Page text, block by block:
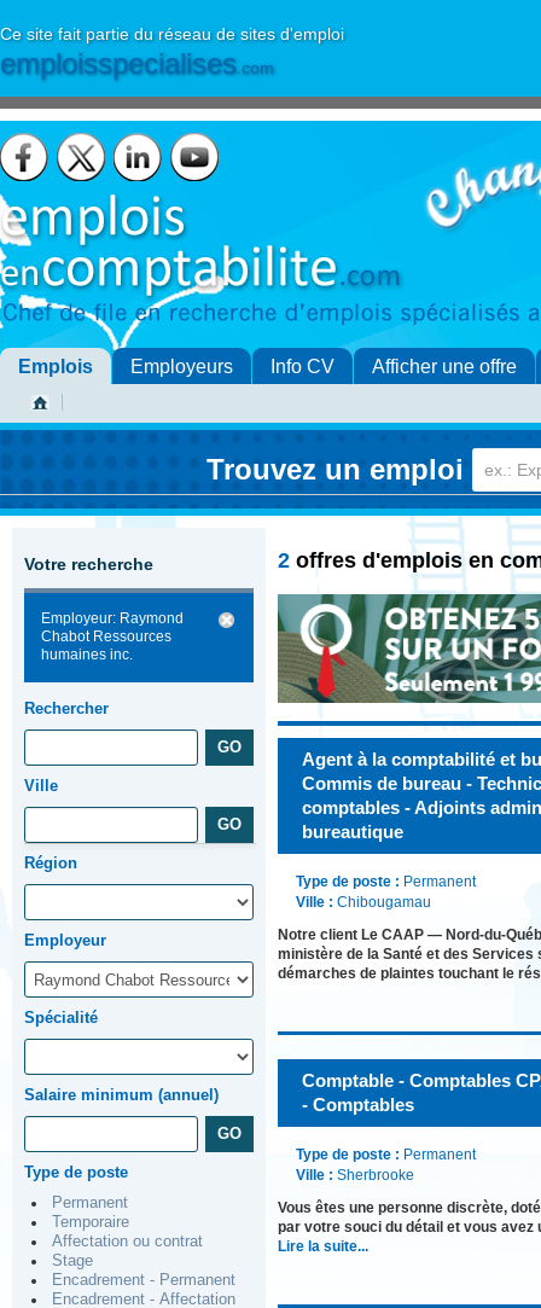
Ce site fait partie du réseau de sites d'emploi
emploisspecialises.com
Emplois Employeurs Info CV Afficher une offre
Trouvez un emploi
Votre recherche
Employeur: Raymond
Chabot Ressources
humaines inc.
Rechercher
Ville
Région
Employeur
Spécialité
Salaire minimum (annuel)
Type de poste
Permanent
Temporaire
Affectation ou contrat
Stage
Encadrement - Permanent
Encadrement - Affectation
2 offres d'emplois en
Agent à la comptabilité et
Commis de bureau -
comptables - Adjoints
bureautique
Type de poste : Permanent
Ville : Chibougamau
Notre client Le CAAP — Nord-du-
ministère de la Santé et des
démarches de plaintes touchant le
Comptable - Comptables
- Comptables
Type de poste : Permanent
Ville : Sherbrooke
Vous êtes une personne discrète,
par votre souci du détail et vous avez
Lire la suite...